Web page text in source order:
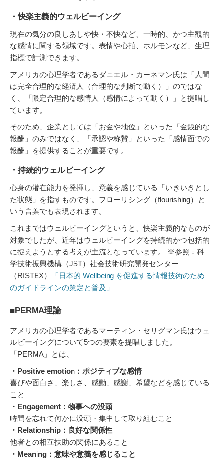
・快楽主義的ウェルビーイング
現在の気分の良しあしや快・不快など、一時的、かつ主観的
な感情に関する領域です。表情や心拍、ホルモンなど、生理
指標で計測できます。
アメリカの心理学者であるダニエル・カーネマン氏は「人間
は完全合理的な経済人（合理的な判断で動く）」のではな
く、「限定合理的な感情人（感情によって動く）」と提唱し
ています。
そのため、企業としては「お金や地位」といった「金銭的な
報酬」のみではなく、「承認や称賛」といった「感情面での
報酬」を提供することが重要です。
・持続的ウェルビーイング
心身の潜在能力を発揮し、意義を感じている「いきいきとし
た状態」を指すものです。フローリシング（flourishing）と
いう言葉でも表現されます。
これまではウェルビーイングというと、快楽主義的なものが
対象でしたが、近年はウェルビーイングを持続的かつ包括的
に捉えようとする考えが主流となっています。 ※参照：科
学技術振興機構（JST）社会技術研究開発センター
（RISTEX）
「日本的 Wellbeing を促進する情報技術のため
のガイドラインの策定と普及」
■PERMA理論
アメリカの心理学者であるマーティン・セリグマン氏はウェ
ルビーイングについて5つの要素を提唱しました。
「PERMA」とは、
・Positive emotion：ポジティブな感情
喜びや面白さ、楽しさ、感動、感謝、希望などを感じている
こと
・Engagement：物事への没頭
時間を忘れて何かに没頭・集中して取り組むこと
・Relationship：良好な関係性
他者との相互扶助の関係にあること
・Meaning：意味や意義を感じること